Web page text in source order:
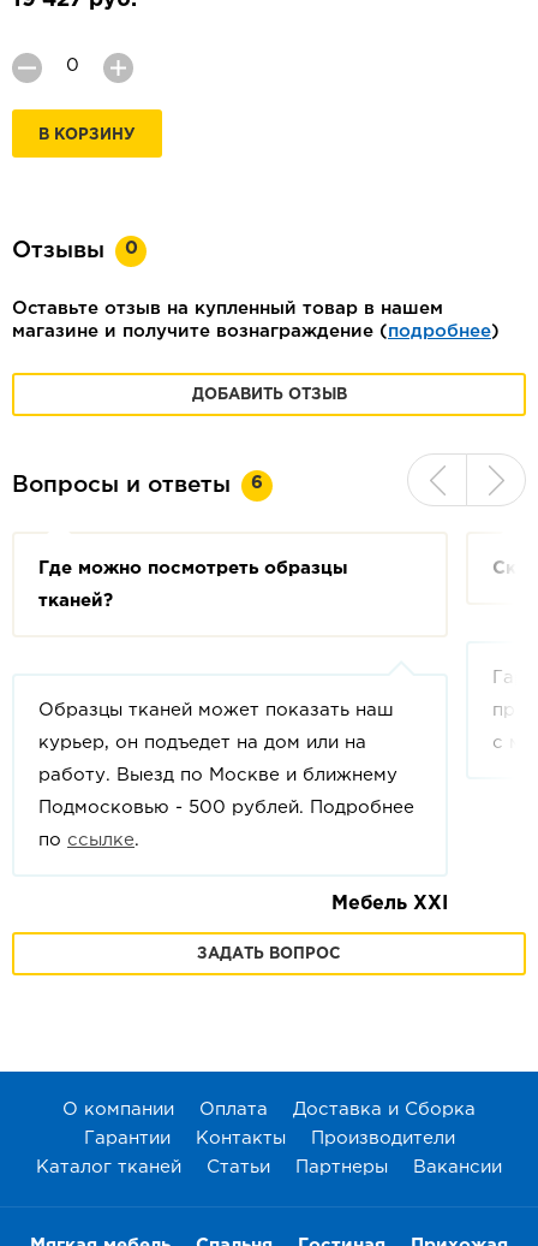
В КОРЗИНУ
Отзывы 0
Оставьте отзыв на купленный товар в нашем
магазине и получите вознаграждение (подробнее)
ДОБАВИТЬ ОТЗЫВ
Вопросы и ответы 6
Где можно посмотреть образцы
тканей?
Образцы тканей может показать наш
курьер, он подъедет на дом или на
работу. Выезд по Москве и ближнему
Подмосковью - 500 рублей. Подробнее
по ссылке
Мебель XXI
с
ЗАДАТЬ ВОПРОС
О компании Оплата
Доставка и Сборка
Гарантии
Контакты
Производители
Каталог тканей
Статьи Партнеры Вакансии